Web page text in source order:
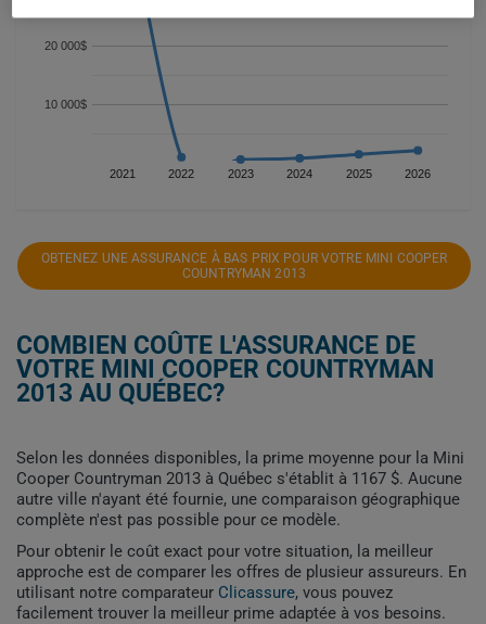
2021 2022 2023 2024 2025 2026
10 000$
20 000$
OBTENEZ UNE ASSURANCE À BAS PRIX POUR VOTRE MINI COOPER
COUNTRYMAN 2013
COMBIEN COÛTE L'ASSURANCE DE
VOTRE MINI COOPER COUNTRYMAN
2013 AU QUÉBEC?
Selon les données disponibles, la prime moyenne pour la Mini
Cooper Countryman 2013 à Québec s'établit à 1167 $. Aucune
autre ville n'ayant été fournie, une comparaison géographique
complète n'est pas possible pour ce modèle.
Pour obtenir le coût exact pour votre situation, la meilleur
approche est de comparer les offres de plusieur assureurs. En
utilisant notre comparateur Clicassure, vous pouvez
facilement trouver la meilleur prime adaptée à vos besoins.